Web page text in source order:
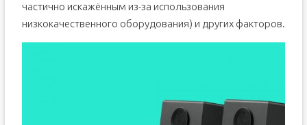
частично искажённым из-за использования
низкокачественного оборудования) и других факторов.